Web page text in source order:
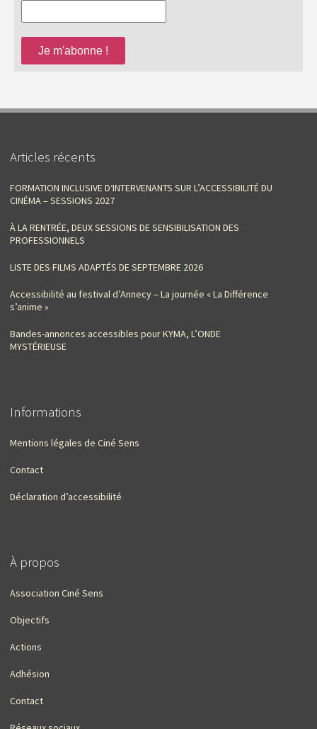
Articles récents
FORMATION INCLUSIVE D‘INTERVENANTS SUR L’ACCESSIBILITÉ DU
CINÉMA – SESSIONS 2027
À LA RENTRÉE, DEUX SESSIONS DE SENSIBILISATION DES
PROFESSIONNELS
LISTE DES FILMS ADAPTÉS DE SEPTEMBRE 2026
Accessibilité au festival d’Annecy – La journée « La Différence
s’anime »
Bandes-annonces accessibles pour KYMA, L’ONDE
MYSTÉRIEUSE
Informations
Mentions légales de Ciné Sens
Contact
Déclaration d’accessibilité
À propos
Association Ciné Sens
Objectifs
Actions
Adhésion
Contact